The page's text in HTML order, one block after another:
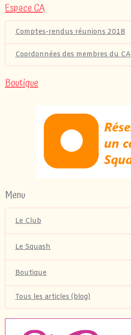
Espace CA
Comptes-rendus réunions 2018
Coordonnées des membres du CA
Boutique
Menu
Le Club
Le Squash
Boutique
Tous les articles (blog)